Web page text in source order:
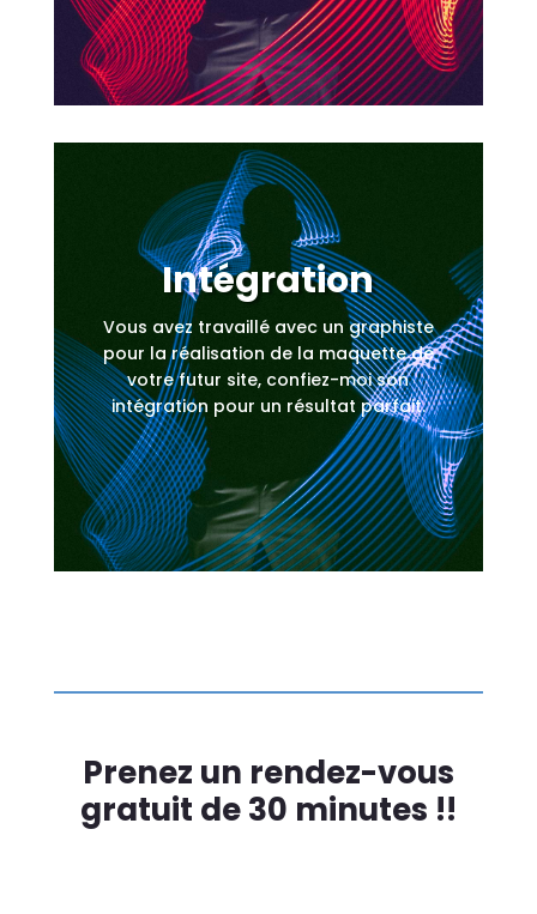
Intégration
Vous avez travaillé avec un graphiste
pour la réalisation de la maquette de
votre futur site, confiez-moi son
intégration pour un résultat parfait.
Prenez un rendez-vous
gratuit de 30 minutes !!